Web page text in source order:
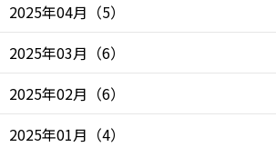
2025年04月 （5）
2025年03月 （6）
2025年02月 （6）
2025年01月 （4）